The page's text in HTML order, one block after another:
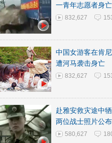
一青年志愿者身亡
832,627
中国女游客在肯
遭河马袭击身亡
832,627
赴雅安救灾途中
两位战士照片公布
580,627